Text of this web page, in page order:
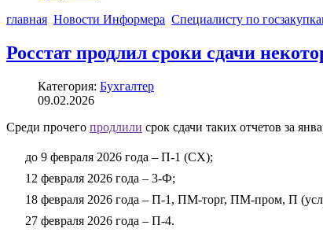
главная Новости Информера Специалисту по
Росстат продлил сроки сдачи
Категория: Бухгалтер
09.02.2026
Среди прочего продлили срок сдачи таких отчетов за
до 9 февраля 2026 года – П-1 (СХ);
12 февраля 2026 года – 3-Ф;
18 февраля 2026 года – П-1, ПМ-торг, ПМ-пром, П
27 февраля 2026 года – П-4.